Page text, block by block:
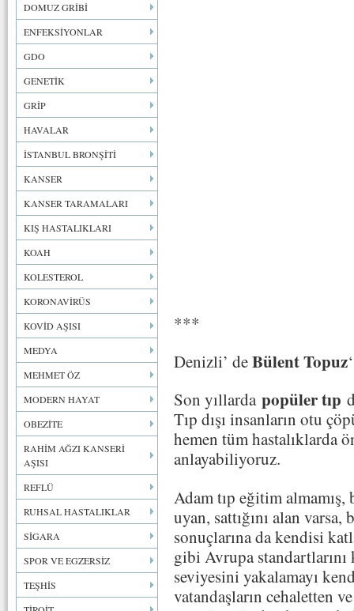
DOMUZ GRİBİ
ENFEKSİYONLAR
GDO
GENETİK
GRİP
HAVALAR
İSTANBUL BRONŞİTİ
KANSER
KANSER TARAMALARI
KIŞ HASTALIKLARI
KOAH
KOLESTEROL
KORONAVİRÜS
KOVİD AŞISI
MEDYA
MEHMET ÖZ
MODERN HAYAT
OBEZİTE
RAHİM AĞZI KANSERİ
AŞISI
REFLÜ
RUHSAL HASTALIKLAR
SİGARA
SPOR VE EGZERSİZ
TEŞHİS
***
Denizli’ deBülent Topuz
Son yıllarda popüler tıp
Tıp dışı insanların otu
hemen tüm hastalıklarda
anlayabiliyoruz.
Adam tıp eğitim
uyan, sattığını alan
sonuçlarına da kendisi
gibi Avrupa
seviyesini yakalamayı
vatandaşların cehaletten